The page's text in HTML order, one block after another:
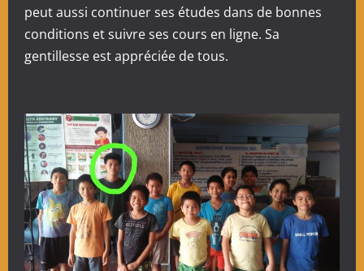
peut aussi continuer ses études dans de bonnes
conditions et suivre ses cours en ligne. Sa
gentillesse est appréciée de tous.